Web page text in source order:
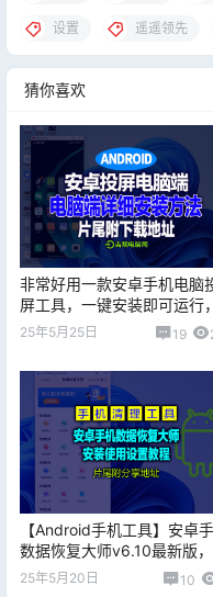
设置 遥遥领先
猜你喜欢
非常好用一款安卓手机电脑
屏工具，一键安装即可运行，
详细安装视频教程，片尾附
25年5月25日 19
【Android手机工具】安卓
数据恢复大师v6.10最新版，
尾附工具下载地址
25年5月20日 10